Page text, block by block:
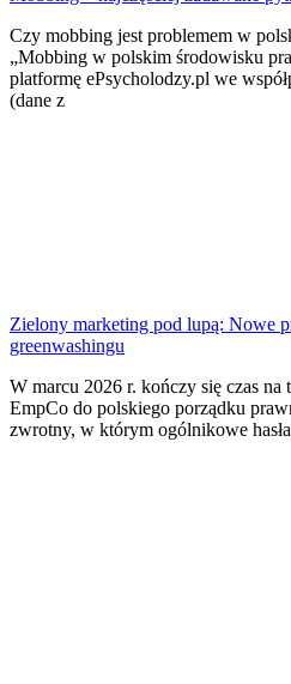
Czy mobbing jest problemem w
„Mobbing w polskim środowisku
platformę ePsycholodzy.pl we
(dane z
Zielony marketing pod lupą: Nowe
greenwashingu
W marcu 2026 r. kończy się czas
EmpCo do polskiego porządku
zwrotny, w którym ogólnikowe hasła